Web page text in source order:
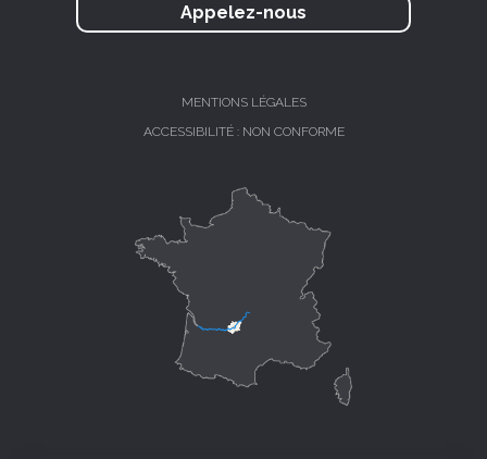
Appelez-nous
MENTIONS LÉGALES
ACCESSIBILITÉ : NON CONFORME